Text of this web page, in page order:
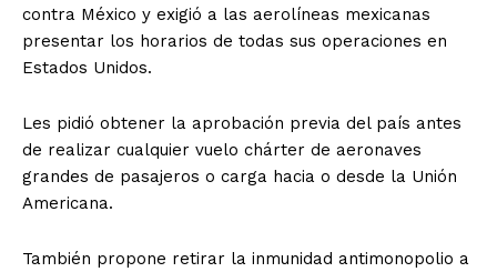
contra México y exigió a las aerolíneas mexicanas
presentar los horarios de todas sus operaciones en
Estados Unidos.
Les pidió obtener la aprobación previa del país antes
de realizar cualquier vuelo chárter de aeronaves
grandes de pasajeros o carga hacia o desde la Unión
Americana.
También propone retirar la inmunidad antimonopolio a